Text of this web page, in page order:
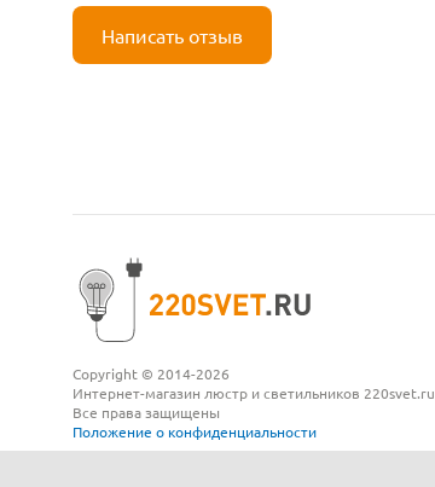
Написать отзыв
Copyright © 2014-2026
Интернет-магазин люстр и светильников 220svet.ru
Все права защищены
Положение о конфиденциальности